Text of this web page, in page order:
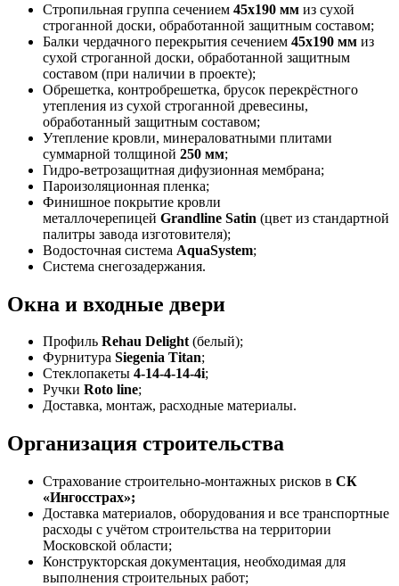
Стропильная группа сечением 45х190 мм из сухой
строганной доски, обработанной защитным составом;
Балки чердачного перекрытия сечением 45х190 мм из
сухой строганной доски, обработанной защитным
составом (при наличии в проекте);
Обрешетка, контробрешетка, брусок перекрёстного
утепления из сухой строганной древесины,
обработанный защитным составом;
Утепление кровли, минераловатными плитами
суммарной толщиной 250 мм;
Гидро-ветрозащитная дифузионная мембрана;
Пароизоляционная пленка;
Финишное покрытие кровли
металлочерепицей Grandline Satin (цвет из стандартной
палитры завода изготовителя);
Водосточная система AquaSystem;
Система снегозадержания.
Окна и входные двери
Профиль Rehau Delight(белый);
Фурнитура Siegenia Titan;
Стеклопакеты 4-14-4-14-4i;
Ручки Roto line;
Доставка, монтаж, расходные материалы.
Организация строительства
Страхование строительно-монтажных рисков в СК
«Ингосстрах»;
Доставка материалов, оборудования и все транспортные
расходы с учётом строительства на территории
Московской области;
Конструкторская документация, необходимая для
выполнения строительных работ;